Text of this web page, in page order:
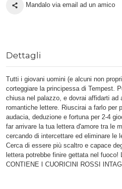
Mandalo via email ad un amico
Dettagli
Tutti i giovani uomini (e alcuni non
corteggiare la principessa di Tempest.
chiusa nel palazzo, e dovrai affidarti ad
romantiche lettere. Riuscirai a farlo per
audacia, deduzione e fortuna per 2-4
far arrivare la tua lettera d'amore tra le
cercando di intercettare ed eliminare le
Cerca di essere più scaltro e capace
lettera potrebbe finire gettata nel fuoco!
CONTIENE I CUORICINI ROSSI